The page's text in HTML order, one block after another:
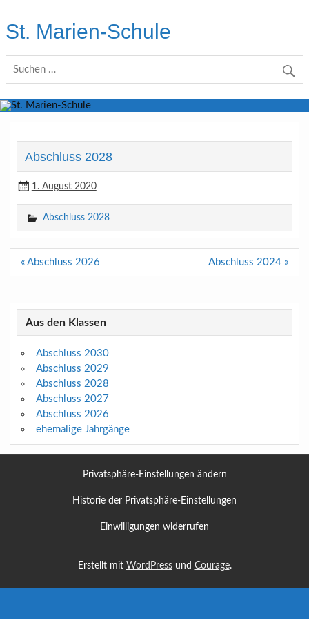
content
St. Marien-Schule
Abschluss 2028
1. August 2020
Abschluss 2028
Beitragsnavigation
« Abschluss 2026 Abschluss 2024 »
Aus den Klassen
Abschluss 2030
Abschluss 2029
Abschluss 2028
Abschluss 2027
Abschluss 2026
ehemalige Jahrgänge
Privatsphäre-Einstellungen ändern
Historie der Privatsphäre-Einstellungen
Einwilligungen widerrufen
Erstellt mit WordPressund Courage.